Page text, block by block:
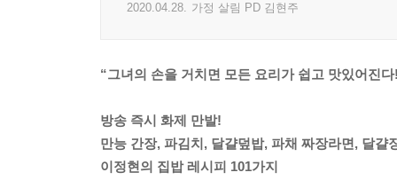
2020.04.28. 가정 살림 PD 김현주
“그녀의 손을 거치면 모든 요리가 쉽고 맛있어진
방송 즉시 화제 만발!
만능 간장, 파김치, 달걀덮밥, 파채 짜장라면, 달걀
이정현의 집밥 레시피 101가지